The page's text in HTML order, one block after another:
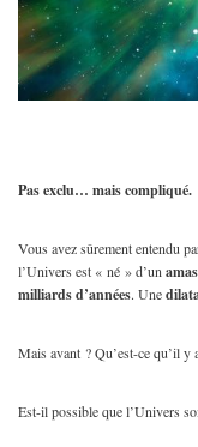
Pas exclu… mais compliqué.
Vous avez sûrement entendu
l’Univers est « né » d’un
milliards d’années. Une
Mais avant ? Qu’est-ce qu’il
Est-il possible que l’Univers